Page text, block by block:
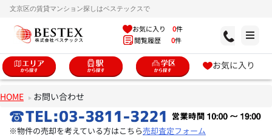
文京区の賃貸マンション探しはベステックスで
お気に入り 0件
閲覧履歴 0件
お気に入り
HOME お問い合わせ
※物件の売却を考えている方はこちら売却査定フォーム